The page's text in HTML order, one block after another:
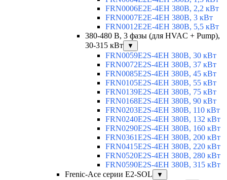
FRN0006E2E-4EH 380В, 2,2 кВт
FRN0007E2E-4EH 380В, 3 кВт
FRN0012E2E-4EH 380В, 5,5 кВт
380-480 В, 3 фазы (для HVAC + Pump),
30-315 кВт
▼
FRN0059E2S-4EH 380В, 30 кВт
FRN0072E2S-4EH 380В, 37 кВт
FRN0085E2S-4EH 380В, 45 кВт
FRN0105E2S-4EH 380В, 55 кВт
FRN0139E2S-4EH 380В, 75 кВт
FRN0168E2S-4EH 380В, 90 кВт
FRN0203E2S-4EH 380В, 110 кВт
FRN0240E2S-4EH 380В, 132 кВт
FRN0290E2S-4EH 380В, 160 кВт
FRN0361E2S-4EH 380В, 200 кВт
FRN0415E2S-4EH 380В, 220 кВт
FRN0520E2S-4EH 380В, 280 кВт
FRN0590E2S-4EH 380В, 315 кВт
Frenic-Ace серии E2-SOL
▼